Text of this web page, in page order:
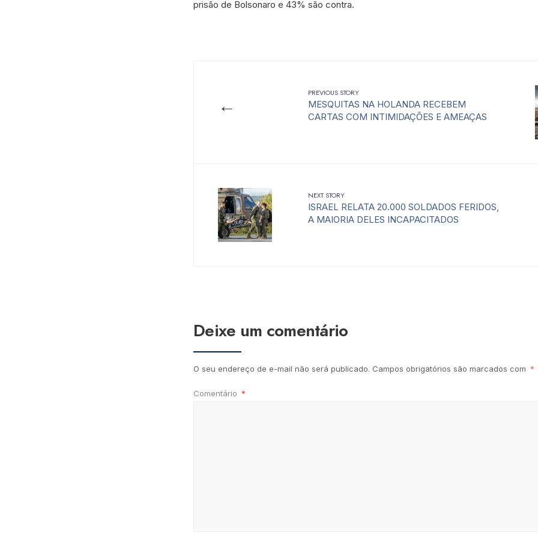
prisão de Bolsonaro e 43% são contra.
←
PREVIOUS STORY
MESQUITAS NA HOLANDA RECEBEM
CARTAS COM INTIMIDAÇÕES E AMEAÇAS
NEXT STORY
ISRAEL RELATA 20.000 SOLDADOS FERIDOS,
A MAIORIA DELES INCAPACITADOS
Deixe um comentário
O seu endereço de e-mail não será publicado. Campos obrigatórios são marcados com *
Comentário *